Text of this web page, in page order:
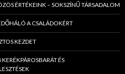
ÉRTÉKEINK – SOKSZÍNŰ TÁRSADALOM
A CSALÁDOKÉRT
KEZDET
ÉS